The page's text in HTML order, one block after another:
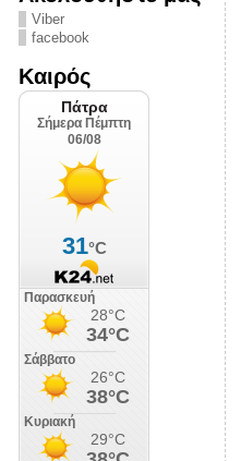
Viber
facebook
Καιρός
Ιουλίου 2026